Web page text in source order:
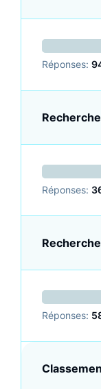
Réponses:
Réponses:
Réponses: